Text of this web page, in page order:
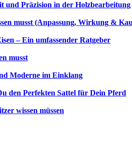
und Präzision in der Holzbearbeitung
musst (Anpassung, Wirkung &
– Ein umfassender Ratgeber
musst
Moderne im Einklang
den Perfekten Sattel für Dein Pferd
wissen müssen